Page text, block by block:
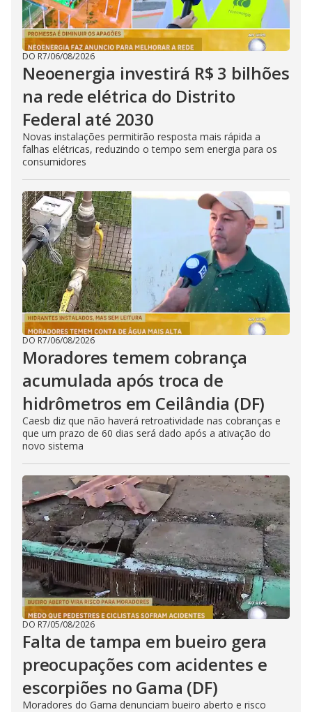
DO R7/06/08/2026
Neoenergia investirá R$ 3 bilhões
na rede elétrica do Distrito
Federal até 2030
Novas instalações permitirão resposta mais rápida a
falhas elétricas, reduzindo o tempo sem energia para os
consumidores
DO R7/06/08/2026
Moradores temem cobrança
acumulada após troca de
hidrômetros em Ceilândia (DF)
Caesb diz que não haverá retroatividade nas cobranças e
que um prazo de 60 dias será dado após a ativação do
novo sistema
DO R7/05/08/2026
Falta de tampa em bueiro gera
preocupações com acidentes e
escorpiões no Gama (DF)
Moradores do Gama denunciam bueiro aberto e risco